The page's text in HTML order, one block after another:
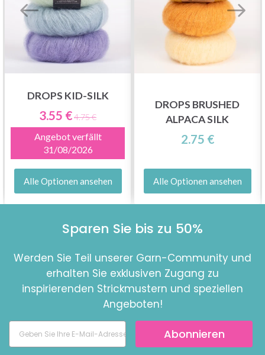
DROPS KID-SILK
3.55 €4.75 €
Angebot verfällt
31/08/2026
Alle Optionen ansehen
DROPS BRUSHED
ALPACA SILK
2.75 €
Alle Optionen ansehen
Sparen Sie bis zu 50%
Werden Sie Teil unserer Garn-Community und
erhalten Sie exklusiven Zugang zu
inspirierenden Strickmustern und speziellen
Angeboten!
Abonnieren